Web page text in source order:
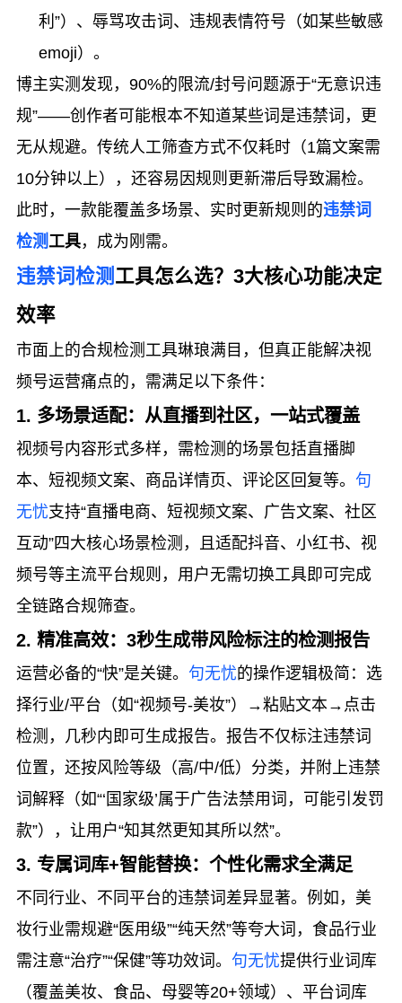
利”）、辱骂攻击词、违规表情符号（如某些敏感
emoji）。
博主实测发现，90%的限流/封号问题源于“无意识违
规”——创作者可能根本不知道某些词是违禁词，更
无从规避。传统人工筛查方式不仅耗时（1篇文案需
10分钟以上），还容易因规则更新滞后导致漏检。
此时，一款能覆盖多场景、实时更新规则的违禁词
检测 工具，成为刚需。
违禁词检测 工具怎么选？3大核心功能决定
效率
市面上的合规检测工具琳琅满目，但真正能解决视
频号运营痛点的，需满足以下条件：
1. 多场景适配：从直播到社区，一站式覆盖
视频号内容形式多样，需检测的场景包括直播脚
本、短视频文案、商品详情页、评论区回复等。 句
无忧支持“直播电商、短视频文案、广告文案、社区
互动”四大核心场景检测，且适配抖音、小红书、视
频号等主流平台规则，用户无需切换工具即可完成
全链路合规筛查。
2. 精准高效：3秒生成带风险标注的检测报告
运营必备的“快”是关键。 句无忧的操作逻辑极简：选
择行业/平台（如“视频号-美妆”）→粘贴文本→点击
检测，几秒内即可生成报告。报告不仅标注违禁词
位置，还按风险等级（高/中/低）分类，并附上违禁
词解释（如“‘国家级’属于广告法禁用词，可能引发罚
款”），让用户“知其然更知其所以然”。
3. 专属词库+智能替换：个性化需求全满足
不同行业、不同平台的违禁词差异显著。例如，美
妆行业需规避“医用级”“纯天然”等夸大词，食品行业
需注意“治疗”“保健”等功效词。 句无忧提供行业词库
（覆盖美妆、食品、母婴等20+领域）、平台词库